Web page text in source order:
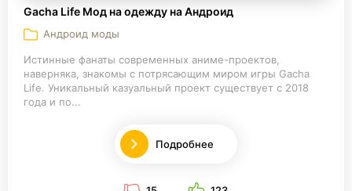
Gacha Life Мод на одежду на Андроид
Андроид моды
Истинные фанаты современных аниме-проектов,
наверняка, знакомы с потрясающим миром игры Gacha
Life. Уникальный казуальный проект существует с 2018
года и по...
Подробнее